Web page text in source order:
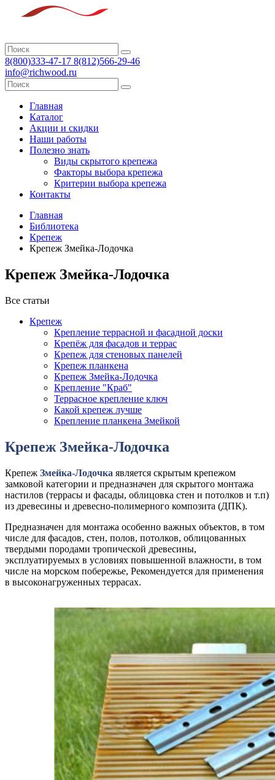
8(800)333-47-17 8(812)566-29-46
info@richwood.ru
Главная
Каталог
Акции и скидки
Наши работы
Полезно знать
Виды скрытого крепежа
Факторы выбора крепежа
Критерии выбора крепежа
Контакты
Главная
Библиотека
Крепеж
Крепеж Змейка-Лодочка
Крепеж Змейка-Лодочка
Все статьи
Крепеж
Крепление террасной и фасадной доски
Крепёж для фасадов и террас
Крепеж для стеновых панелей
Крепеж планкена
Крепеж Змейка-Лодочка
Крепление "Краб"
Террасное крепление ключ
Какой крепеж лучше
Крепление планкена Змейкой
Крепеж Змейка-Лодочка
Крепеж Змейка-Лодочка является скрытым крепежом
замковой категории и предназначен для скрытого монтажа
настилов (террасы и фасады, облицовка стен и потолков и т.п)
из древесины и древесно-полимерного композита (ДПК).
Предназначен для монтажа особенно важных объектов, в том
числе для фасадов, стен, полов, потолков, облицованных
твердыми породами тропической древесины,
эксплуатируемых в условиях повышенной влажности, в том
числе на морском побережье, Рекомендуется для применения
в высоконагруженных террасах.